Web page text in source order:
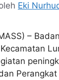
Eki
–